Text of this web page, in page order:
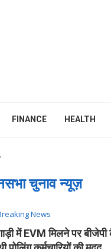
FINANCE HEALTH
चुनाव न्यूज़
News
में EVM मिलने पर